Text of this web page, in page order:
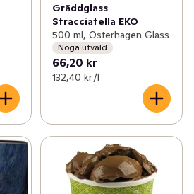
Gräddglass
Stracciatella EKO
500 ml, Österhagen Glass
Noga utvald
66,20 kr
132,40 kr /l